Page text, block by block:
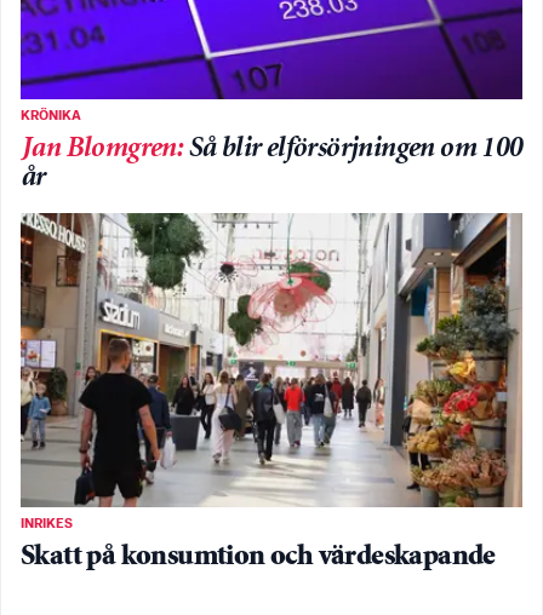
KRÖNIKA
Jan Blomgren:Så blir elförsörjningen om 100
år
INRIKES
Skatt på konsumtion och värdeskapande